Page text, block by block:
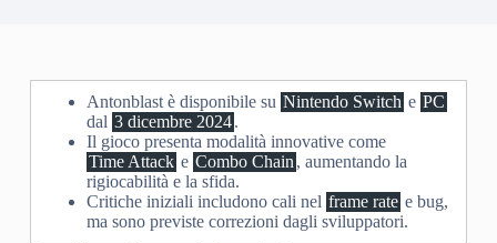
Antonblast è disponibile su Nintendo Switch e PC
dal 3 dicembre 2024.
Il gioco presenta modalità innovative come
Time Attack e Combo Chain , aumentando la
rigiocabilità e la sfida.
Critiche iniziali includono cali nel frame rate e bug,
ma sono previste correzioni dagli sviluppatori.